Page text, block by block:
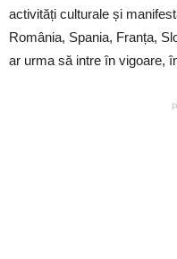
activități culturale și
România, Spania, Franța,
ar urma să intre în vigoare,